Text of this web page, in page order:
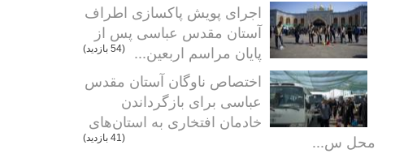
اجرای پویش پاکسازی اطراف
آستان مقدس عباسی پس از
پایان مراسم اربعین...
(54 بازدید)
اختصاص ناوگان آستان مقدس
عباسی برای بازگرداندن
خادمان افتخاری به استان‌های
محل س...
(41 بازدید)